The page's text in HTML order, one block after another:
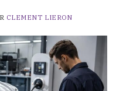
CLEMENT LIERON